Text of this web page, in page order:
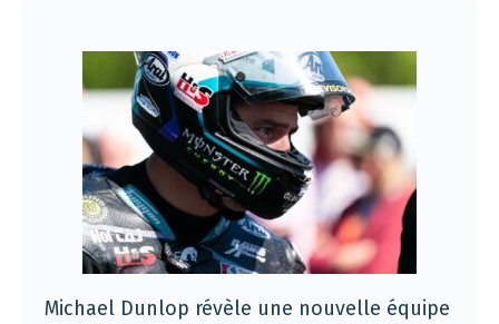
Michael Dunlop révèle une nouvelle équipe